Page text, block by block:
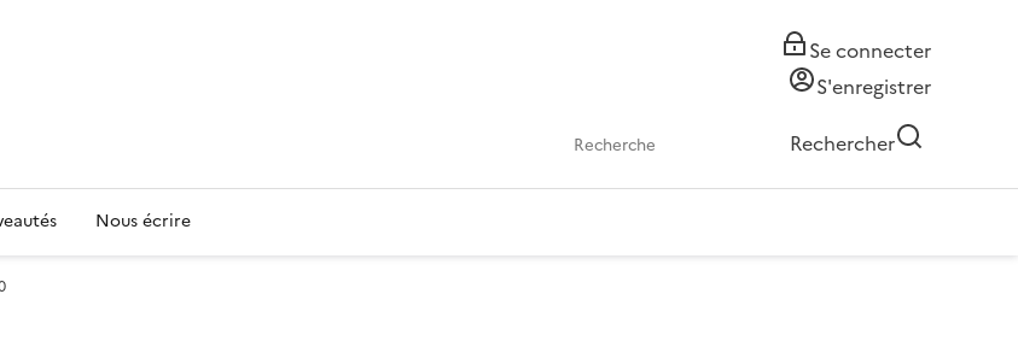
Se connecter
S'enregistrer
Rechercher
Nous écrire